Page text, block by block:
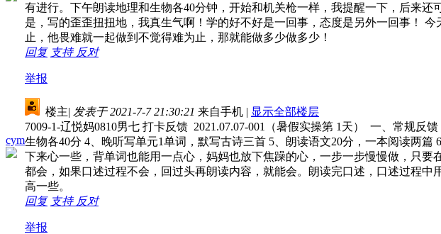
有进行。下午朗读地理和生物各40分钟，开始和机关枪一样，我提醒一下，后来
是，写的歪歪扭扭地，我真生气啊！学的好不好是一回事，态度是另外一回事！
止，他畏难就一起做到不觉得难为止，那就能做多少做多少！
回复 支持 反对
举报
cym
楼主| 发表于 2021-7-7 21:30:21 来自手机 | 显示全部楼层
7009-1-辽悦妈0810男七 打卡反馈 2021.07.07-001（暑假实操第 1天） 一、常规反
生物各40分 4、晚听写单元1单词，默写古诗三首 5、朗读语文20分，一本阅读两
下来心一些，背单词也能用一点心，妈妈也放下焦躁的心，一步一步慢慢做，只
都会，如果口述过程不会，回过头再朗读内容，就能会。朗读完口述，口述过程
高一些。
回复 支持 反对
举报